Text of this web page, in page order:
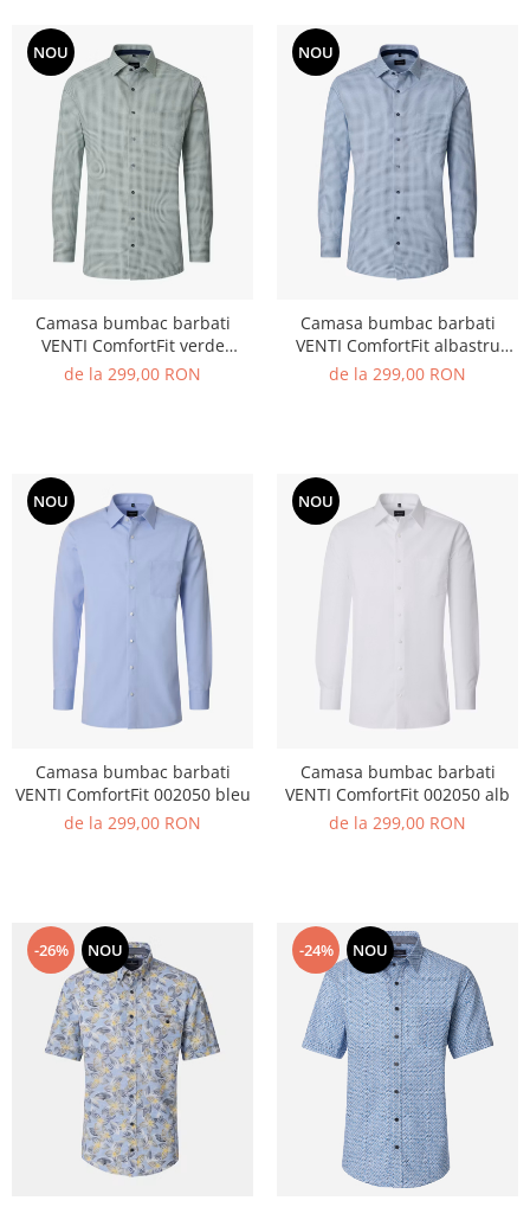
NOU
Camasa bumbac barbati
VENTI ComfortFit verde
cerculete
de la 299,00 RON
NOU
Camasa bumbac barbati
VENTI ComfortFit albastru
cerculete
de la 299,00 RON
NOU
Camasa bumbac barbati
VENTI ComfortFit 002050 bleu
de la 299,00 RON
NOU
Camasa bumbac barbati
VENTI ComfortFit 002050 alb
de la 299,00 RON
-26% NOU -24% NOU